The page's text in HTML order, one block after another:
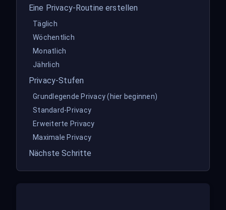
Eine Privacy-Routine erstellen
Täglich
Wöchentlich
Monatlich
Jährlich
Privacy-Stufen
Grundlegende Privacy (hier beginnen)
Standard-Privacy
Erweiterte Privacy
Maximale Privacy
Nächste Schritte